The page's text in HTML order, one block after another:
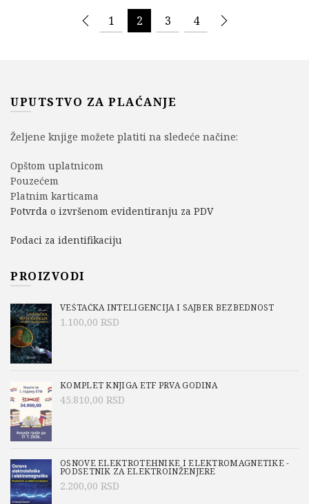
1 2 3 4
UPUTSTVO ZA PLAĆANJE
Željene knjige možete platiti na sledeće načine:
Opštom uplatnicom
Pouzećem
Platnim karticama
Potvrda o izvršenom evidentiranju za PDV
Podaci za identifikaciju
PROIZVODI
VEŠTAČKA INTELIGENCIJA I SAJBER BEZBEDNOST
1.100,00 RSD
KOMPLET KNJIGA ETF PRVA GODINA
45.810,00 RSD
OSNOVE ELEKTROTEHNIKE I ELEKTROMAGNETIKE -
PODSETNIK ZA ELEKTROINŽENJERE
2.200,00 RSD